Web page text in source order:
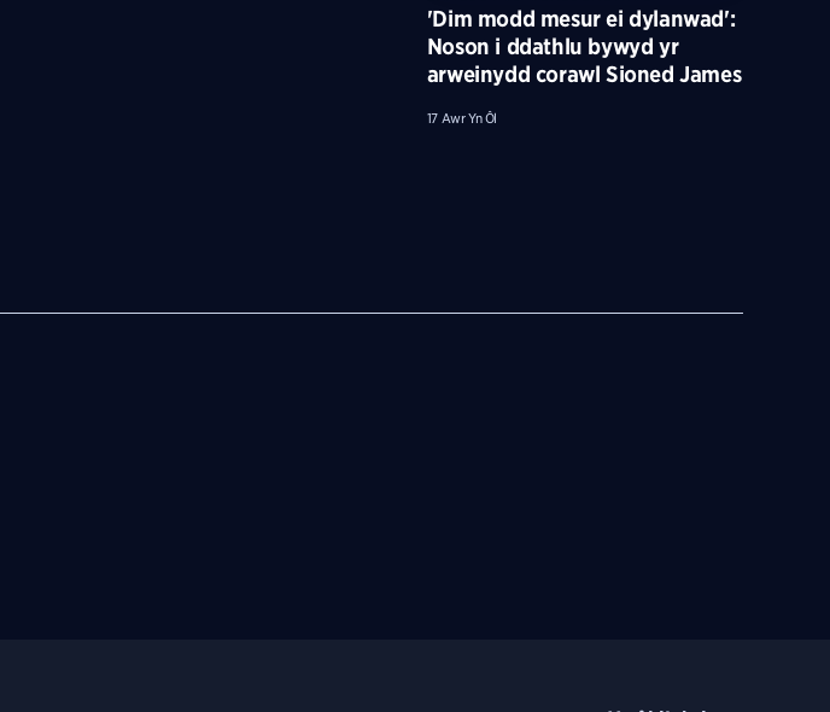
'Dim modd mesur ei dylanwad':
Noson i ddathlu bywyd yr
arweinydd corawl Sioned James
17 Awr Yn Ôl